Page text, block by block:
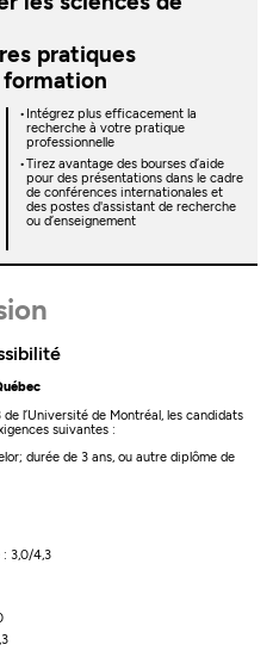
pratiques
formation
Intégrez plus efficacement la
recherche à votre pratique
professionnelle
Tirez avantage des bourses d’aide
pour des présentations dans le cadre
de conférences internationales et
des postes d'assistant de recherche
ou d’enseignement
l’Université de Montréal, les candidats
suivantes :
durée de 3 ans, ou autre diplôme de
: 3,0/4,3